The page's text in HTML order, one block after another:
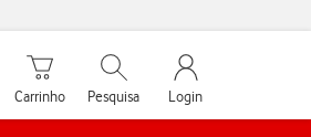
Carrinho de compras
Carrinho
Pesquisar
Pesquisa
My Vodafone
Login